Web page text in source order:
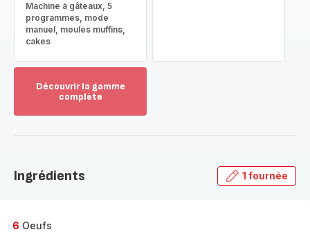
Machine à gâteaux, 5
programmes, mode
manuel, moules muffins,
cakes
Découvrir la gamme
complète
gamme
Ingrédients 1 fournée
6 Oeufs